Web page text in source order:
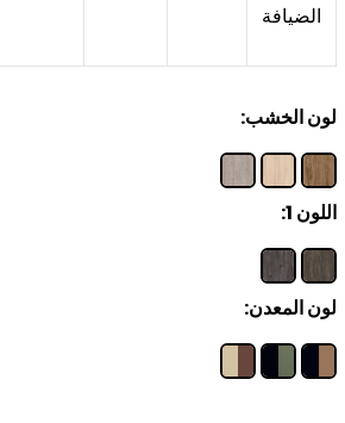
الضيافة
لون الخشب:
اللون 1:
لون المعدن: